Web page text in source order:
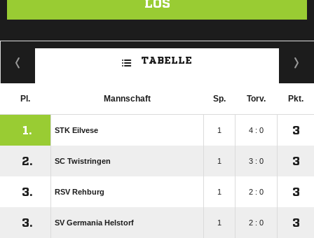
LOS
TABELLE
Pl. Mannschaft Sp. Torv. Pkt.
1. STK Eilvese 1 4 : 0 3
2. SC Twistringen 1 3 : 0 3
3. RSV Rehburg 1 2 : 0 3
3. SV Germania Helstorf 1 2 : 0 3